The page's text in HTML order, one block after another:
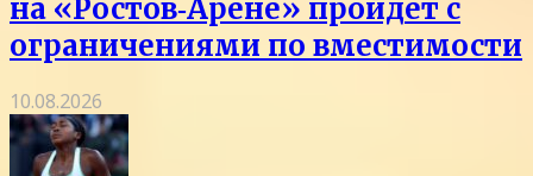
на «Ростов‑Арене» пройдет с
ограничениями по вместимости
10.08.2026